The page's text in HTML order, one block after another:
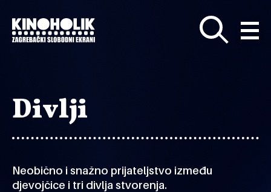
glavni
sadržaj
Divlji
Neobično i snažno prijateljstvo između
djevojčice i tri divlja stvorenja.